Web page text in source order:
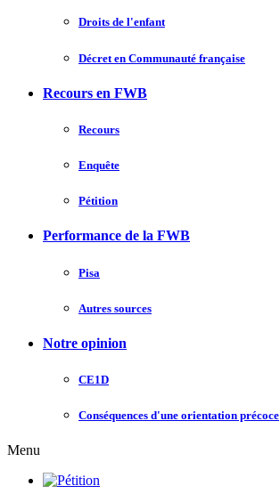
Droits de l'enfant
Décret en Communauté française
Recours en FWB
Recours
Enquête
Pétition
Performance de la FWB
Pisa
Autres sources
Notre opinion
CE1D
Conséquences d'une orientation précoce
Menu